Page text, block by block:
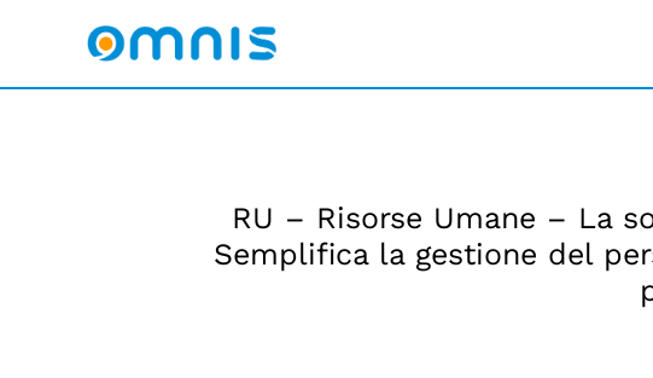
RU – Risorse Umane – La
Semplifica la gestione del